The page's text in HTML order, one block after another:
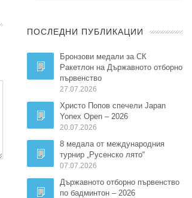
ПОСЛЕДНИ ПУБЛИКАЦИИ
Бронзови медали за СК
Ракетлон на Държавното отборно
първенство
27.07.2026
Христо Попов спечели Japan
Yonex Open – 2026
20.07.2026
8 медала от международния
турнир „Русенско лято“
07.07.2026
Държавното отборно първенство
по бадминтон – 2026